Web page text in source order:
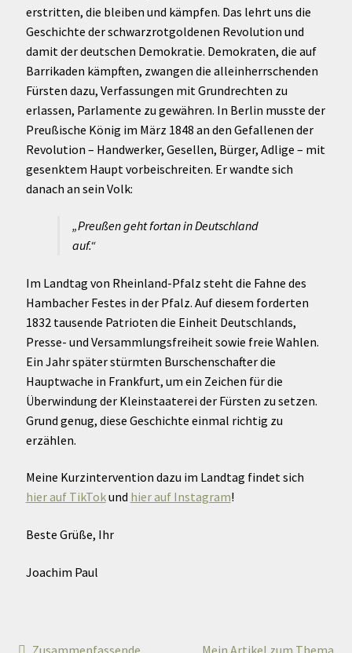
erstritten, die bleiben und kämpfen. Das lehrt uns die
Geschichte der schwarzrotgoldenen Revolution und
damit der deutschen Demokratie. Demokraten, die auf
Barrikaden kämpften, zwangen die alleinherrschenden
Fürsten dazu, Verfassungen mit Grundrechten zu
erlassen, Parlamente zu gewähren. In Berlin musste der
Preußische König im März 1848 an den Gefallenen der
Revolution – Handwerker, Gesellen, Bürger, Adlige – mit
gesenktem Haupt vorbeischreiten. Er wandte sich
danach an sein Volk:
„Preußen geht fortan in Deutschland
auf.“
Im Landtag von Rheinland-Pfalz steht die Fahne des
Hambacher Festes in der Pfalz. Auf diesem forderten
1832 tausende Patrioten die Einheit Deutschlands,
Presse- und Versammlungsfreiheit sowie freie Wahlen.
Ein Jahr später stürmten Burschenschafter die
Hauptwache in Frankfurt, um ein Zeichen für die
Überwindung der Kleinstaaterei der Fürsten zu setzen.
Grund genug, diese Geschichte einmal richtig zu
erzählen.
Meine Kurzintervention dazu im Landtag findet sich
hier auf TikTokund hier auf Instagram!
Beste Grüße, Ihr
Joachim Paul